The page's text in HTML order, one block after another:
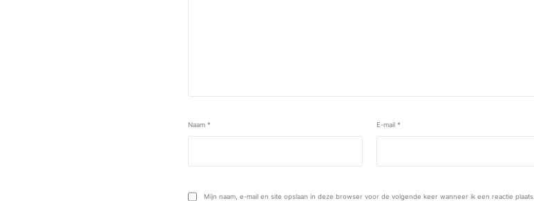
Naam * E-mail*
Mijn naam, e-mail en site opslaan in deze browser voor de volgende keer wanneer ik een reactie plaats.